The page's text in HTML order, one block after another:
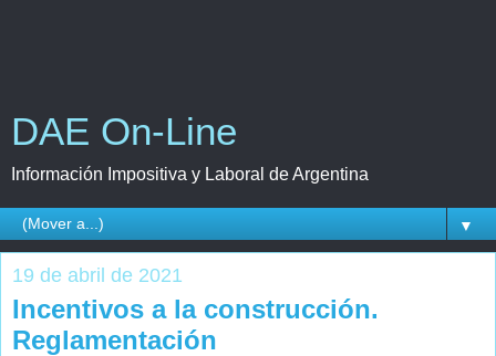
DAE On-Line
Información Impositiva y Laboral de Argentina
▼
19 de abril de 2021
Incentivos a la construcción.
Reglamentación